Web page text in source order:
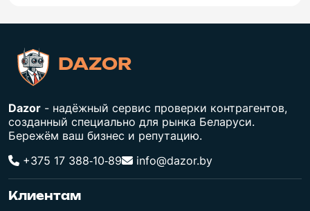
DAZOR
Dazor - надёжный сервис проверки контрагентов,
созданный специально для рынка Беларуси.
Бережём ваш бизнес и репутацию.
+375 17 388‑10‑89
info@dazor.by
Клиентам